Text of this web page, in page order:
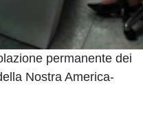
permanente dei
Nostra America-